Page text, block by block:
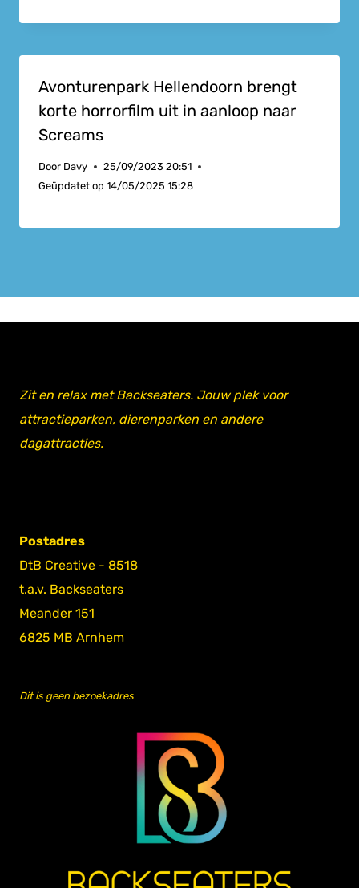
Avonturenpark Hellendoorn brengt
korte horrorfilm uit in aanloop naar
Screams
Door Davy
25/09/2023 20:51
Geüpdatet op 14/05/2025 15:28
Zit en relax met Backseaters. Jouw plek voor
attractieparken, dierenparken en andere
dagattracties.
Postadres
DtB Creative - 8518
t.a.v. Backseaters
Meander 151
6825 MB Arnhem
Dit is geen bezoekadres